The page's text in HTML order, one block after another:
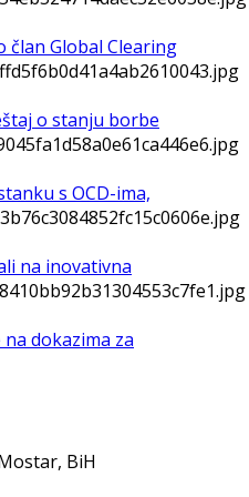
član Global Clearing
o stanju borbe
s OCD-ima,
na inovativna
dokazima za
BiH